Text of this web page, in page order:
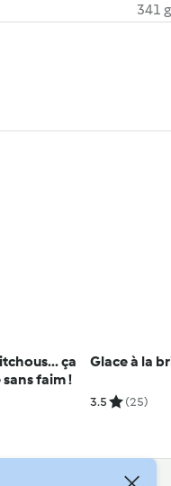
341 g
ça
sans faim !
Glace à la
3.5 (25)